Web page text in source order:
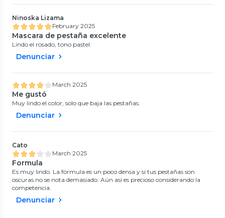
Ninoska Lizama
February 2025
Mascara de pestaña excelente
Lindo el rosado, tono pastel.
Denunciar
March 2025
Me gustó
Muy lindo el color, solo que baja las pestañas.
Denunciar
Cato
March 2025
Formula
Es muy lindo. La formula es un poco densa y si tus pestañas son
oscuras no se nota demasiado. Aún así es precioso considerando la
competencia.
Denunciar